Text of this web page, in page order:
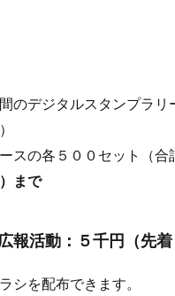
のデジタルスタンプラリ
スの各５００セット（合
まで
活動：５千円（先着
シを配布できます。